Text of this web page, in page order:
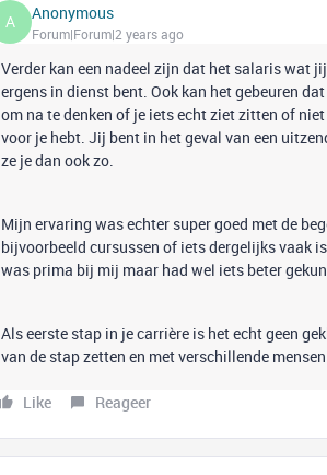
A Anonymous
Forum|Forum|2 years ago
Verder kan een nadeel zijn dat het salaris wat
ergens in dienst bent. Ook kan het gebeuren
om na te denken of je iets echt ziet zitten of
voor je hebt. Jij bent in het geval van een
ze je dan ook zo.
Mijn ervaring was echter super goed met de
bijvoorbeeld cursussen of iets dergelijks vaak
was prima bij mij maar had wel iets beter
Als eerste stap in je carrière is het echt geen
van de stap zetten en met verschillende
Like Reageer